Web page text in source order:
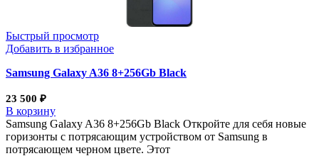
Быстрый просмотр
Добавить в избранное
Samsung Galaxy A36 8+256Gb Black
23 500 ₽
В корзину
Samsung Galaxy A36 8+256Gb Black Откройте для себя новые
горизонты с потрясающим устройством от Samsung в
потрясающем черном цвете. Этот